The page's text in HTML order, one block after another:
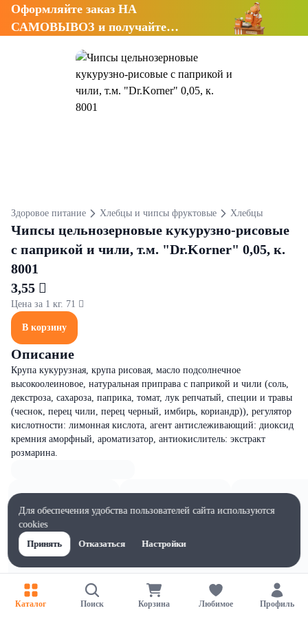
Оформляйте заказ НА
САМОВЫВОЗ и получайте
Здоровое питание Хлебцы и чипсы фруктовые Хлебцы
Чипсы цельнозерновые кукурузно-рисовые
с паприкой и чили, т.м. "Dr.Korner" 0,05, к.
8001
3,55 
Цена за 1 кг. 71 
В корзину
Описание
Крупа кукурузная, крупа рисовая, масло подсолнечное
высокоолеиновое, натуральная приправа с паприкой и чили (соль,
декстроза, сахароза, паприка, томат, лук репчатый, специи и травы
(чеснок, перец чили, перец черный, имбирь, кориандр)), регулятор
кислотности: лимонная кислота, агент антислеживающий: диоксид
кремния аморфный, ароматизатор, антиокислитель: экстракт
розмарина.
Каталог Поиск Корзина Любимое Профиль
Для обеспечения удобства пользователей сайта используются
cookies
Принять
Отказаться Настройки